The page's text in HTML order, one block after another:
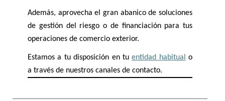
Además, aprovecha el gran abanico de soluciones
de gestión del riesgo o de financiación para tus
operaciones de comercio exterior.
Estamos a tu disposición en tu entidad habitual o
a través de nuestros canales de contacto.